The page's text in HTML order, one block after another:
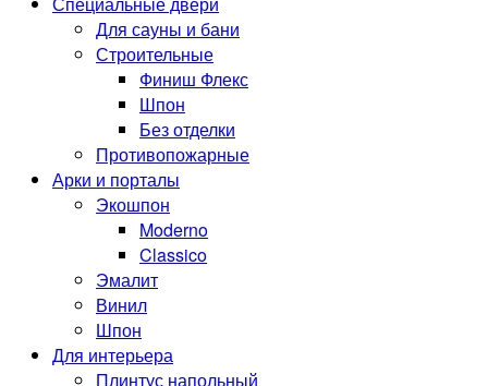
Для сауны и бани
Строительные
Финиш Флекс
Шпон
Без отделки
Противопожарные
Арки и порталы
Экошпон
Moderno
Classico
Эмалит
Винил
Шпон
Для интерьера
Плинтус напольный